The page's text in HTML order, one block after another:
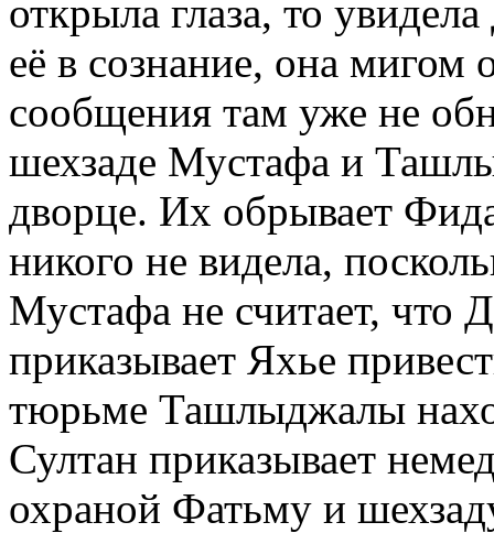
открыла глаза, то
её в сознание, она мигом
сообщения там уже не
шехзаде Мустафа и
дворце. Их обрывает
никого не видела,
Мустафа не считает, что
приказывает Яхье
тюрьме Ташлыджалы
Султан приказывает
охраной Фатьму и